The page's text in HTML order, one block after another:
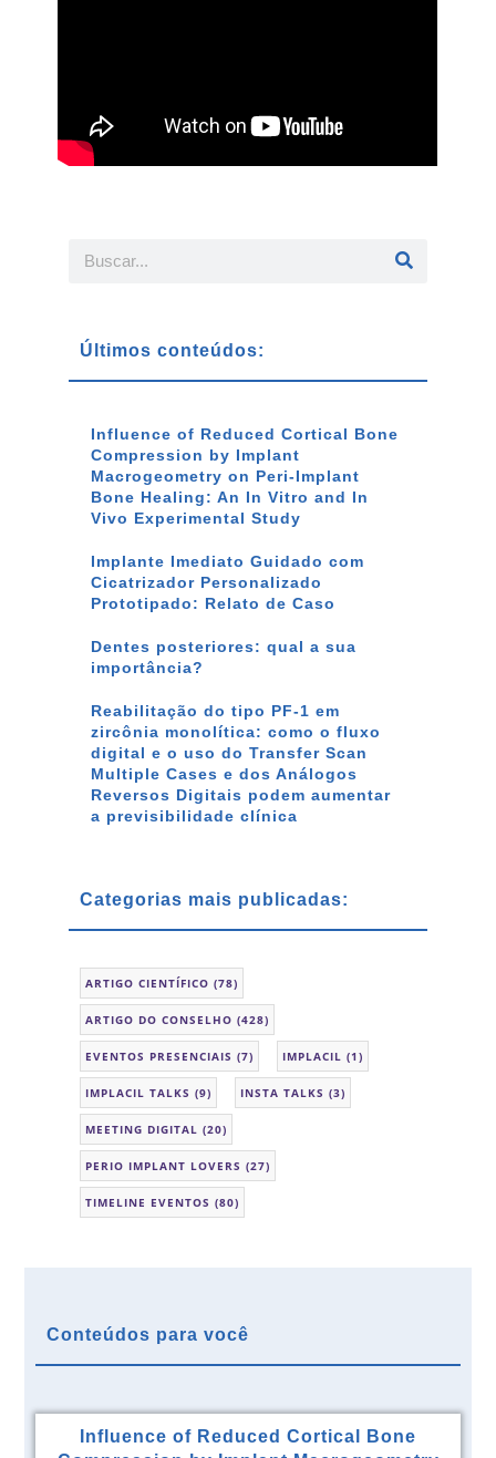
Últimos conteúdos:
Influence of Reduced Cortical Bone
Compression by Implant
Macrogeometry on Peri-Implant
Bone Healing: An In Vitro and In
Vivo Experimental Study
Implante Imediato Guidado com
Cicatrizador Personalizado
Prototipado: Relato de Caso
Dentes posteriores: qual a sua
importância?
Reabilitação do tipo PF-1 em
zircônia monolítica: como o fluxo
digital e o uso do Transfer Scan
Multiple Cases e dos Análogos
Reversos Digitais podem aumentar
a previsibilidade clínica
Categorias mais publicadas:
ARTIGO CIENTÍFICO (78)
ARTIGO DO CONSELHO (428)
EVENTOS PRESENCIAIS (7) IMPLACIL (1)
IMPLACIL TALKS (9) INSTA TALKS (3)
MEETING DIGITAL (20)
PERIO IMPLANT LOVERS (27)
TIMELINE EVENTOS (80)
Conteúdos para você
Influence of Reduced Cortical Bone